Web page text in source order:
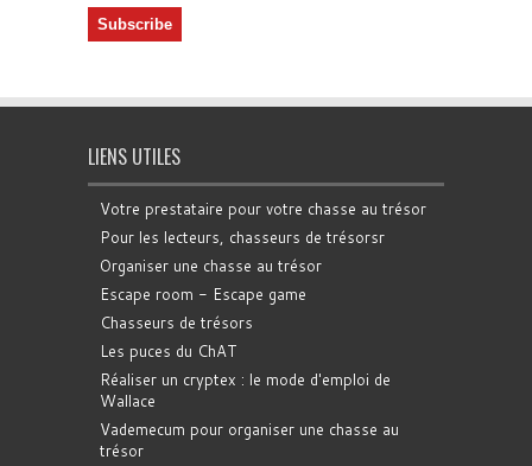
LIENS UTILES
Votre prestataire pour votre chasse au trésor
Pour les lecteurs, chasseurs de trésorsr
Organiser une chasse au trésor
Escape room - Escape game
Chasseurs de trésors
Les puces du ChAT
Réaliser un cryptex : le mode d'emploi de
Wallace
Vademecum pour organiser une chasse au
trésor